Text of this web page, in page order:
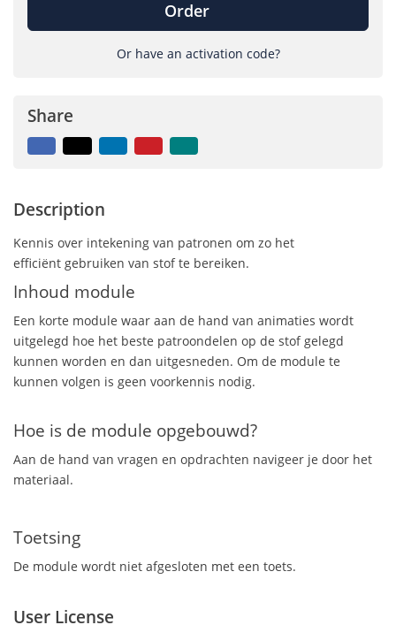
Order
Or have an activation code?
Share
Facebook
X LinkedInPinterest
Mail
to
Description
Kennis over intekening van patronen om zo het
efficiënt gebruiken van stof te bereiken.
Inhoud module
Een korte module waar aan de hand van animaties wordt
uitgelegd hoe het beste patroondelen op de stof gelegd
kunnen worden en dan uitgesneden. Om de module te
kunnen volgen is geen voorkennis nodig.
Hoe is de module opgebouwd?
Aan de hand van vragen en opdrachten navigeer je door het
materiaal.
Toetsing
De module wordt niet afgesloten met een toets.
User License